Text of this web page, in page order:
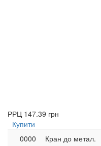
РРЦ 147.39 грн
Купити
0000
Кран до метал.